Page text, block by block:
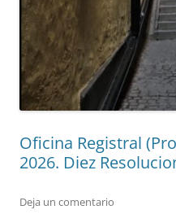
Oficina Registral
2026. Diez
Deja un comentario